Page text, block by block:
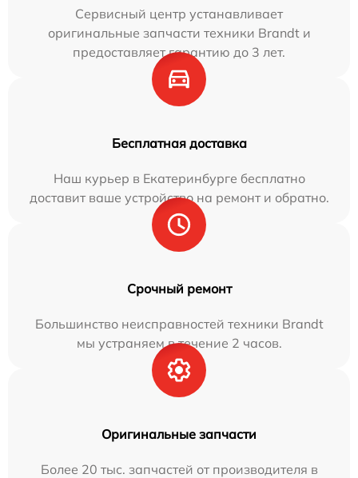
Сервисный центр устанавливает
оригинальные запчасти техники Brandt и
предоставляет гарантию до 3 лет.
Бесплатная доставка
Наш курьер в Екатеринбурге бесплатно
доставит ваше устройство на ремонт и обратно.
Срочный ремонт
Большинство неисправностей техники Brandt
мы устраняем в течение 2 часов.
Оригинальные запчасти
Более 20 тыс. запчастей от производителя в